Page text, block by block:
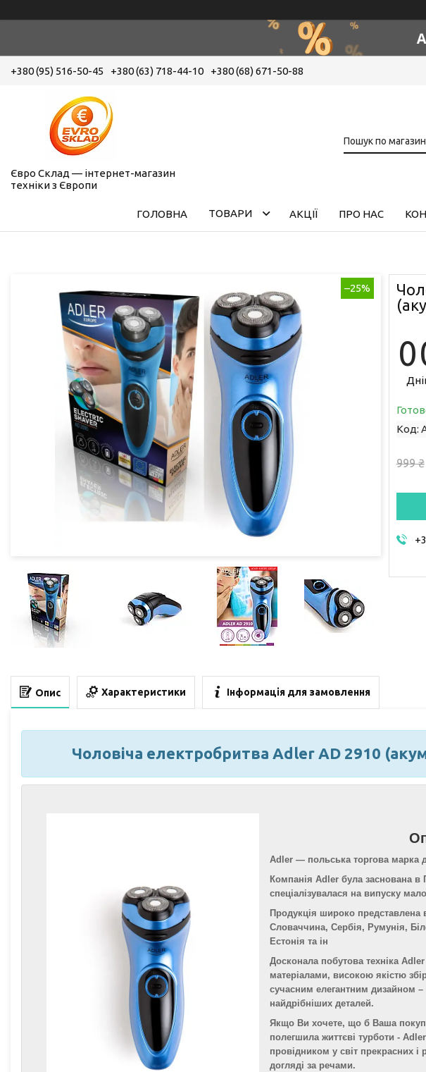
+380 (95) 516-50-45 +380 (63) 718-44-10 +380 (68) 671-50-88
Євро Склад — інтернет-магазин
техніки з Європи
ГОЛОВНА ТОВАРИ АКЦІЇ ПРО НАС
–25%
0
Код:
999 ₴
Опис Характеристики Інформація для замовлення
Чоловіча електробритва Adler AD 2910
Adler — польська торгова марка
Компанія Adler була заснована в
спеціалізувалася на випуску
Продукція широко представлена
Словаччина, Сербія, Румунія,
Естонія та ін
Досконала побутова техніка
матеріалами, високою якістю
сучасним елегантним дизайном
найдрібніших деталей.
Якщо Ви хочете, що б Ваша
полегшила життєві турботи -
провідником у світ прекрасних і
догляді за речами.